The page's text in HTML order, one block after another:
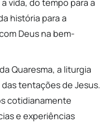
vida, do tempo para a
história para a
Deus na bem-
Quaresma, a liturgia
tentações de Jesus.
cotidianamente
e experiências